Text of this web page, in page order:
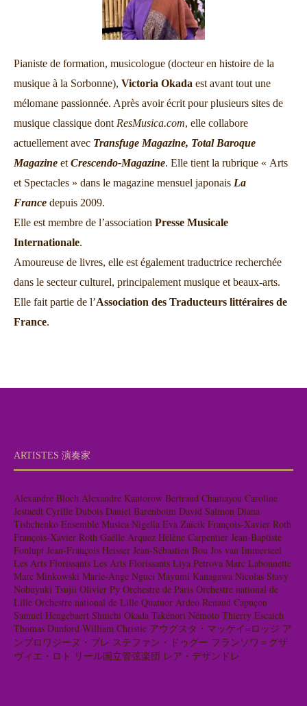
Pianiste de formation, musicologue (docteur en histoire de la
musique à la Sorbonne), Victoria Okada est avant tout une
mélomane passionnée. Après avoir écrit pour plusieurs sites de
musique classique dont ResMusica.com, elle collabore
actuellement avec Transfuge Magazine, Total Baroque
Magazine et Crescendo-Magazine. Elle tient la rubrique « Arts
et Spectacles » dans le magazine mensuel japonais La
France depuis 2009.
Elle est membre de l’association Presse Musicale
Internationale.
Amoureuse de livres, elle est également traductrice recherchée
dans le secteur culturel, principalement musique et beaux-arts.
Elle fait partie de l’Association des Traducteurs littéraires de
France.
ARTISTES 演奏家
Alexandre Bloch Alexandre Kantorow Bertrand Chamayou Caroline
Jestaedt Cyrille Dubois Daniel Barenboim David Salmon Diana
Tishchenko Ensemble Musica Nigella Eva Zaïcik François-Xavier Roth
François-Xavier Roth Gaëlle Arquez Hélène Carpentier Jean-Baptiste
Fonlupt Jean-François Heisser Jean-Sébastien Bou Jos van Immerseel
Les Arts Florissants Les Arts Florissants Liya Petrova Marc Labonnette
Marc Minkowski Marie-Ange Nguci Mayumi Kanagawa Nicolas Stavy
Nobuyuki Tsujii Olivier Py Orchestre de Paris Orchestre national de
Lille Orchestre national de Lille Quatuor Ardeo Renaud Capuçon
Samuel Hengebaert Shuichi Okada Takénori Némoto Thierry Escaich
Thomas Dunford William Christie アウグスタ・マッケイ=ロッジ ア
ンブロワジーヌ・ブレ ステファン・ドゥグー フランソワ＝グザ
ヴィエ・ロト リール国立管弦楽団 レア・デザンドレ